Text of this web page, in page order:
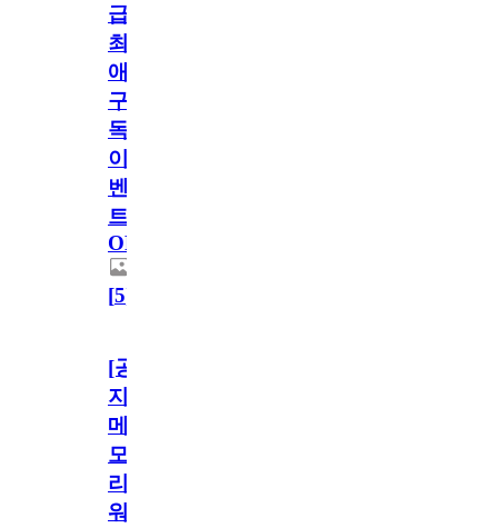
급!
최
애
구
독
이
벤
트
OPEN!
[5]
[공
지]
메
모
리
워